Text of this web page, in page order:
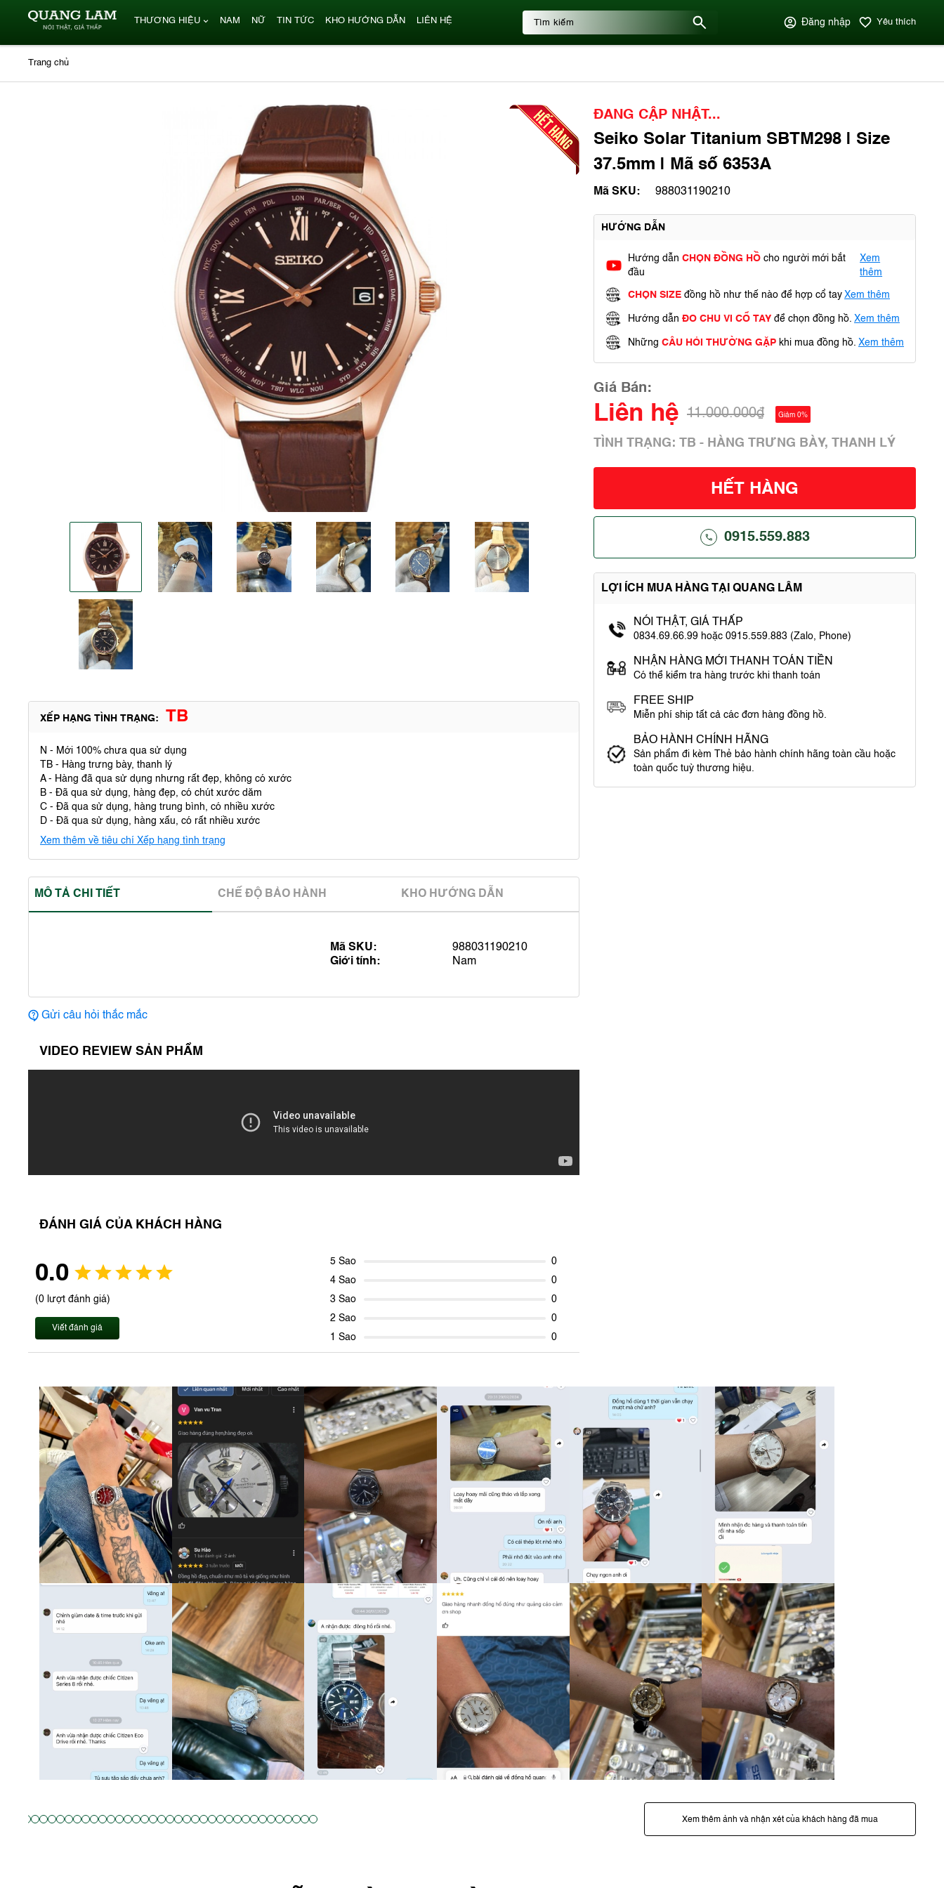
THƯƠNG HIỆU NAM NỮ TIN TỨC KHO HƯỚNG DẪN LIÊN HỆ Đăng nhập Yêu thích
Trang chủ
XẾP HẠNG TÌNH TRẠNG: TB
N - Mới 100% chưa qua sử dụng
TB - Hàng trưng bày, thanh lý
A - Hàng đã qua sử dụng nhưng rất đẹp, không có xước
B - Đã qua sử dụng, hàng đẹp, có chút xước dăm
C - Đã qua sử dụng, hàng trung bình, có nhiều xước
D - Đã qua sử dụng, hàng xấu, có rất nhiều xước
Xem thêm về tiêu chí Xếp hạng tình trạng
MÔ TẢ CHI TIẾT CHẾ ĐỘ BẢO HÀNH KHO HƯỚNG DẪN
Mã SKU:
988031190210
Giới tính:
Nam
Gửi câu hỏi thắc mắc
VIDEO REVIEW SẢN PHẨM
ĐANG CẬP NHẬT...
Seiko Solar Titanium SBTM298 | Size
37.5mm | Mã số 6353A
Mã SKU: 988031190210
HƯỚNG DẪN
Hướng dẫn CHỌN ĐỒNG HỒ cho người mới bắt
đầu
Xem
thêm
CHỌN SIZE đồng hồ như thế nào để hợp cổ tay Xem thêm
Hướng dẫn ĐO CHU VI CỔ TAY để chọn đồng hồ. Xem thêm
Những CÂU HỎI THƯỜNG GẶP khi mua đồng hồ. Xem thêm
Giá Bán:
Liên hệ 11.000.000₫ Giảm 0%
TÌNH TRẠNG: TB - HÀNG TRƯNG BÀY, THANH LÝ
HẾT HÀNG
0915.559.883
LỢI ÍCH MUA HÀNG TẠI QUANG LÂM
NÓI THẬT, GIÁ THẤP
0834.69.66.99 hoặc 0915.559.883 (Zalo, Phone)
NHẬN HÀNG MỚI THANH TOÁN TIỀN
Có thể kiểm tra hàng trước khi thanh toán
FREE SHIP
Miễn phí ship tất cả các đơn hàng đồng hồ.
BẢO HÀNH CHÍNH HÃNG
Sản phẩm đi kèm Thẻ bảo hành chính hãng toàn cầu hoặc
toàn quốc tuỳ thương hiệu.
ĐÁNH GIÁ CỦA KHÁCH HÀNG
0.0
(0 lượt đánh giá)
Viết đánh giá
5 Sao
0
4 Sao
0
3 Sao
0
2 Sao
0
1 Sao
0
Xem thêm ảnh và nhận xét của khách hàng đã mua